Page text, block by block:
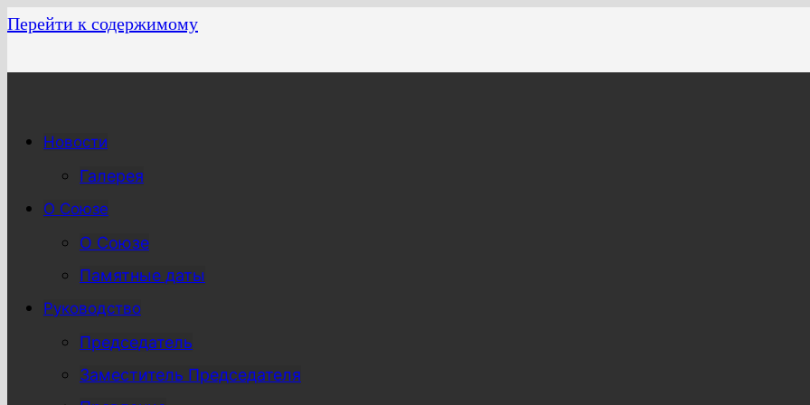
Перейти к содержимому
Новости
Галерея
О Союзе
О Союзе
Памятные даты
Руководство
Председатель
Заместитель Председателя